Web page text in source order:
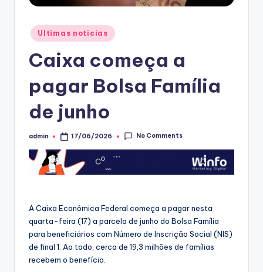
Posted
in
Ultimas noticias
Caixa começa a
pagar Bolsa Família
de junho
Posted
admin 17/06/2026 No Comments
A Caixa Econômica Federal começa a pagar nesta
quarta-feira (17) a parcela de junho do Bolsa Família
para beneficiários com Número de Inscrição Social (NIS)
de final 1. Ao todo, cerca de 19,3 milhões de famílias
recebem o benefício.